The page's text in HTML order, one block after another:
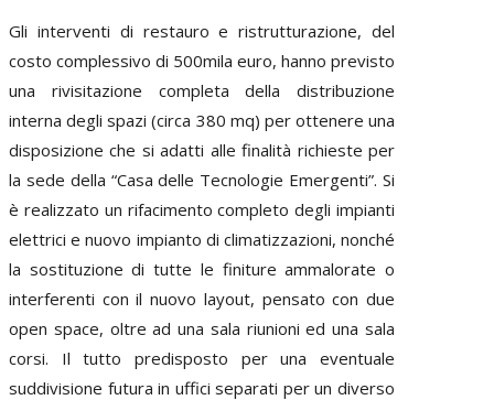
Gli interventi di restauro e ristrutturazione, del
costo complessivo di 500mila euro, hanno previsto
una rivisitazione completa della distribuzione
interna degli spazi (circa 380 mq) per ottenere una
disposizione che si adatti alle finalità richieste per
la sede della “Casa delle Tecnologie Emergenti”. Si
è realizzato un rifacimento completo degli impianti
elettrici e nuovo impianto di climatizzazioni, nonché
la sostituzione di tutte le finiture ammalorate o
interferenti con il nuovo layout, pensato con due
open space, oltre ad una sala riunioni ed una sala
corsi. Il tutto predisposto per una eventuale
suddivisione futura in uffici separati per un diverso